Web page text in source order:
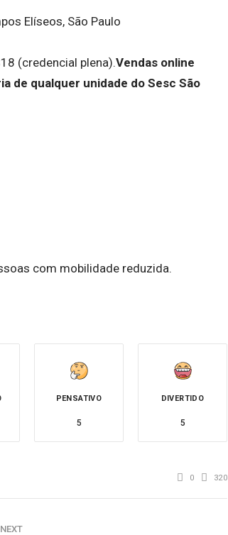
Elíseos, São Paulo
(credencial plena).Vendas online
de qualquer unidade do Sesc São
com mobilidade reduzida.
PENSATIVO
5
DIVERTIDO
5
0 320
NEXT